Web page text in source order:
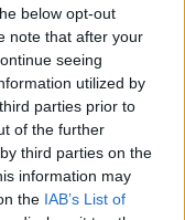
below opt-out
note that after your
seeing
utilized by
parties prior to
of the further
third parties on the
information may
the IAB’s List of